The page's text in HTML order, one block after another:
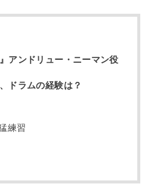
アンドリュー・ニーマン役
ドラムの経験は？
練習